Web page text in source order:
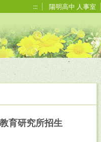
::: 陽明高中 人事室
育研究所招生